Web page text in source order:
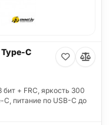
C
бит + FRC, яркость 300
C, питание по USB-C до